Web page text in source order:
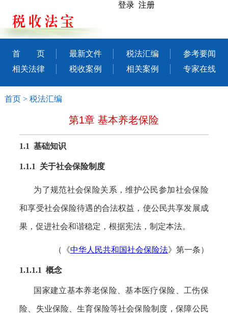
登录 注册
首 页 最新文件 税法汇编
参考要闻
相关法律
税收案例 相关案例 专家在线
首页> 税法汇编
第1章 基本养老保险
1.1 基础知识
1.1.1 关于社会保险制度
为了规范社会保险关系，维护公民参加社会保险
和享受社会保险待遇的合法权益，使公民共享发展成
果，促进社会和谐稳定，根据宪法，制定本法。
（《中华人民共和国社会保险法》第一条）
1.1.1.1 概念
国家建立基本养老保险、基本医疗保险、工伤保
险、失业保险、生育保险等社会保险制度，保障公民